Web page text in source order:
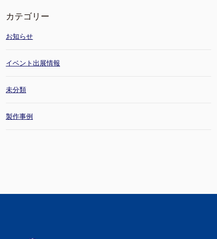
カテゴリー
お知らせ
イベント出展情報
未分類
製作事例